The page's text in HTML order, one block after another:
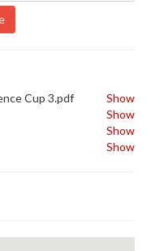
Cup 3.pdf
Show
Show
Show
Show